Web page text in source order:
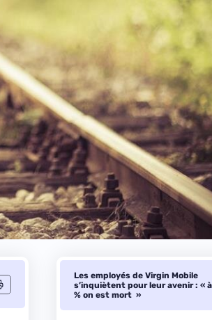
Les employés de Virgin Mobile
s’inquiètent pour leur avenir : «
% on est mort »